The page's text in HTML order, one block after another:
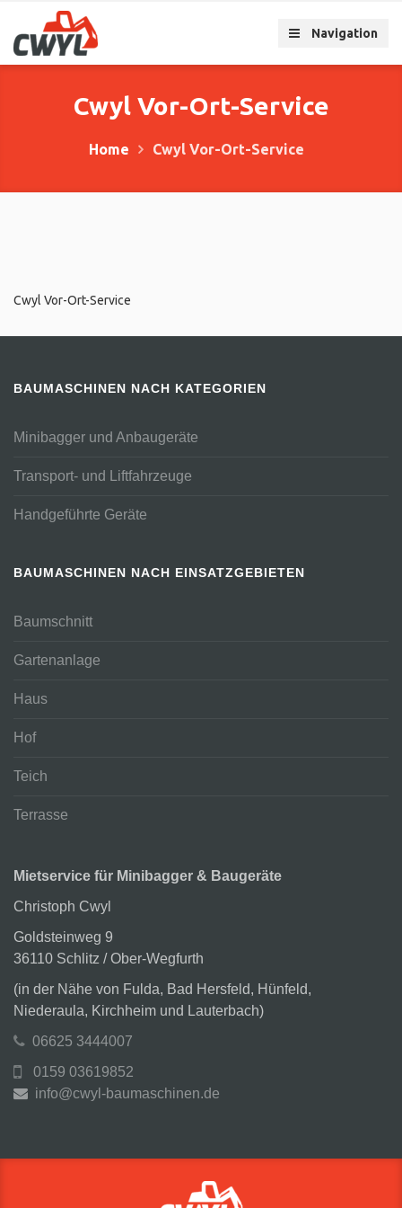
Navigation
Cwyl Vor-Ort-Service
Home Cwyl Vor-Ort-Service
Cwyl Vor-Ort-Service
BAUMASCHINEN NACH KATEGORIEN
Minibagger und Anbaugeräte
Transport- und Liftfahrzeuge
Handgeführte Geräte
BAUMASCHINEN NACH EINSATZGEBIETEN
Baumschnitt
Gartenanlage
Haus
Hof
Teich
Terrasse
Mietservice für Minibagger & Baugeräte
Christoph Cwyl
Goldsteinweg 9
36110 Schlitz / Ober-Wegfurth
(in der Nähe von Fulda, Bad Hersfeld, Hünfeld,
Niederaula, Kirchheim und Lauterbach)
06625 3444007
0159 03619852
info@cwyl-baumaschinen.de